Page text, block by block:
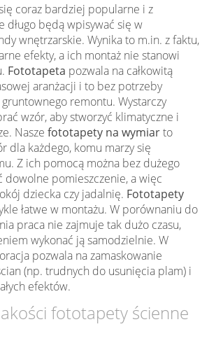
coraz bardziej popularne i z
długo będą wpisywać się w
wnętrzarskie. Wynika to m.in. z faktu,
efekty, a ich montaż nie stanowi
Fototapeta pozwala na całkowitą
aranżacji i to bez potrzeby
remontu. Wystarczy
wzór, aby stworzyć klimatyczne i
Nasze fototapety na wymiarto
dla każdego, komu marzy się
Z ich pomocą można bez dużego
dowolne pomieszczenie, a więc
dziecka czy jadalnię. Fototapety
łatwe w montażu. W porównaniu do
praca nie zajmuje tak dużo czasu,
wykonać ją samodzielnie. W
pozwala na zamaskowanie
(np. trudnych do usunięcia plam) i
efektów.
fototapety ścienne